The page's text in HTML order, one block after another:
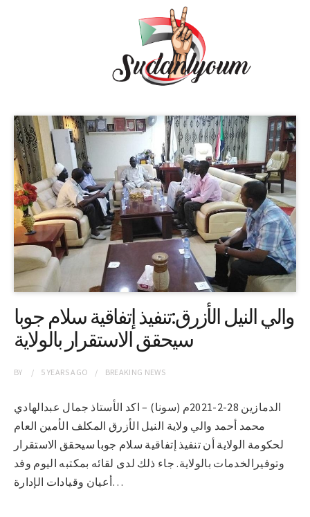
والي النيل الأزرق:تنفيذ إتفاقية سلام جوبا
سيحقق الاستقرار بالولاية
BY 5 YEARSAGO BREAKING NEWS
الدمازين 28-2-2021م (سونا) – اكد الأستاذ جمال عبدالهادي
محمد أحمد والي ولاية النيل الأزرق المكلف الأمين العام
لحكومة الولاية أن تنفيذ إتفاقية سلام جوبا سيحقق الاستقرار
وتوفيرالخدمات بالولاية. جاء ذلك لدى لقائه بمكتبه اليوم وفد
أعيان وقيادات الإدارة…